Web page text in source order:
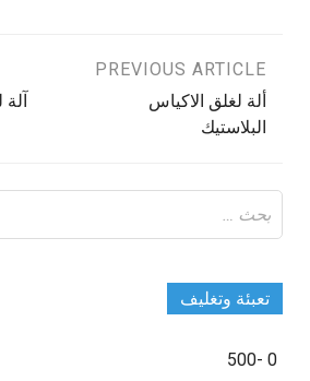
تصفّح
المقالات
PREVIOUS ARTICLE
ألة لغلق الاكياس
البلاستيك
عن:
تعبئة وتغليف
0 -500